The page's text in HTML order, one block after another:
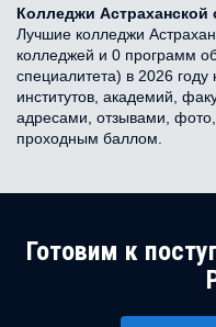
Колледжи Астраханской
Лучшие колледжи
колледжей и 0 программ
специалитета) в 2026 году
институтов, академий,
адресами, отзывами,
проходным баллом.
Готовим к